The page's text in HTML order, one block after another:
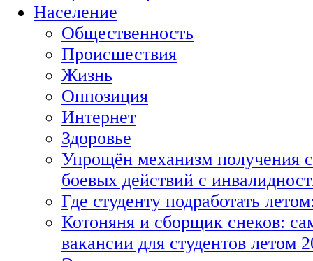
Население
Общественность
Происшествия
Жизнь
Оппозиция
Интернет
Здоровье
Упрощён механизм получения
боевых действий с
Где студенту подработать
Котоняня и сборщик снеков:
вакансии для студентов летом